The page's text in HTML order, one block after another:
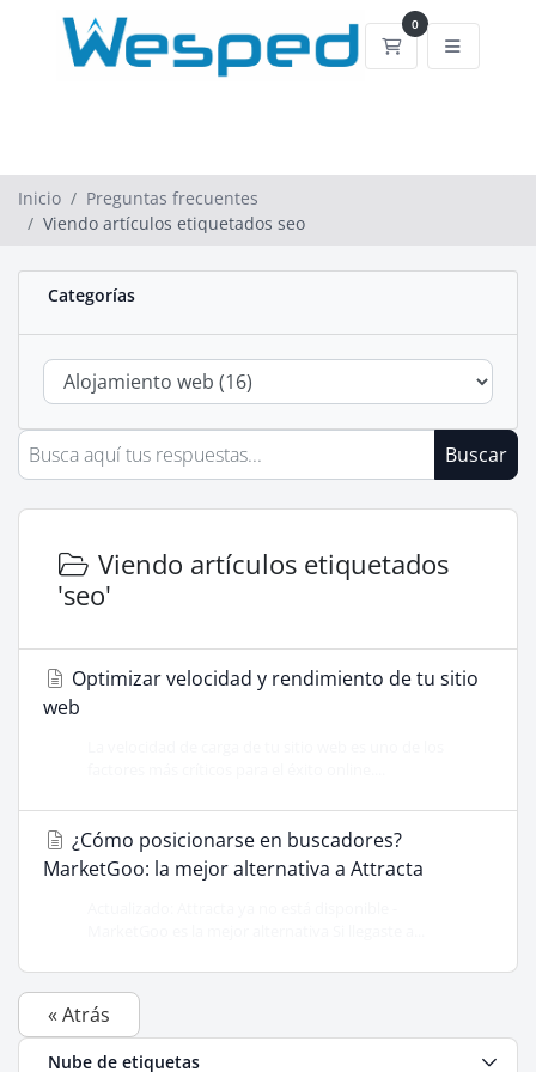
0
Carrito de
Inicio
Preguntas frecuentes
Viendo artículos etiquetados seo
Categorías
Buscar
Viendo artículos etiquetados
'seo'
Optimizar velocidad y rendimiento de tu sitio
web
¿Cómo posicionarse en buscadores?
MarketGoo: la mejor alternativa a Attracta
« Atrás
Nube de etiquetas